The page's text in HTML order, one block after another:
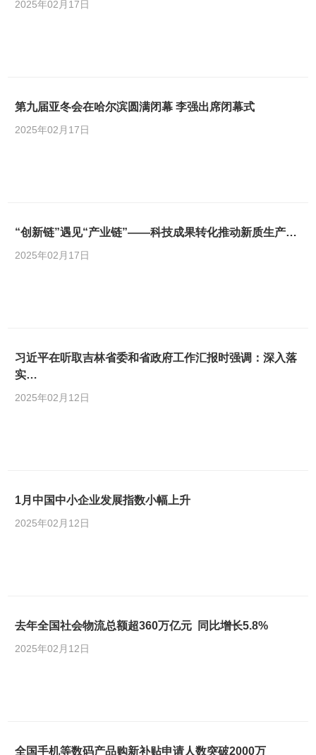
2025年02月17日
第九届亚冬会在哈尔滨圆满闭幕 李强出席闭幕式
2025年02月17日
“创新链”遇见“产业链”——科技成果转化推动新质生产…
2025年02月17日
习近平在听取吉林省委和省政府工作汇报时强调：深入落
实…
2025年02月12日
1月中国中小企业发展指数小幅上升
2025年02月12日
去年全国社会物流总额超360万亿元 同比增长5.8%
2025年02月12日
全国手机等数码产品购新补贴申请人数突破2000万